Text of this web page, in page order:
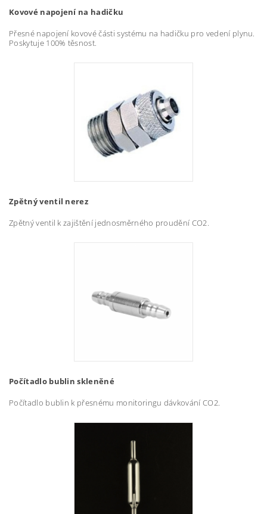
Kovové napojení na hadičku
Přesné napojení kovové části systému na hadičku pro vedení plynu.
Poskytuje 100% těsnost.
Zpětný ventil nerez
Zpětný ventil k zajištění jednosměrného proudění CO2.
Počítadlo bublin skleněné
Počítadlo bublin k přesnému monitoringu dávkování CO2.